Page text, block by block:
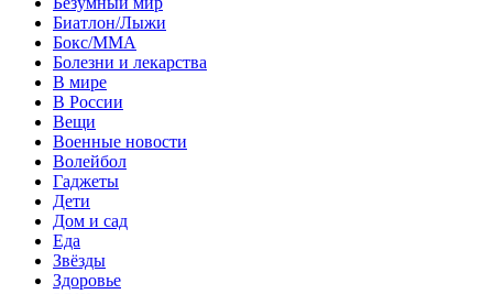
Биатлон/Лыжи
Бокс/MMA
Болезни и лекарства
В мире
В России
Вещи
Военные новости
Волейбол
Гаджеты
Дети
Дом и сад
Еда
Звёзды
Здоровье